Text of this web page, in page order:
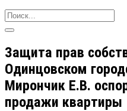
Защита прав
Одинцовском
Мирончик Е.В.
продажи квартиры